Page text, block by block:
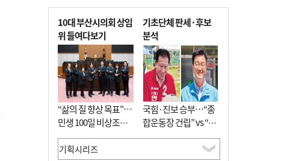
10대 부산시의회 상임
위 들여다보기
“삶의 질 향상 목표”…
민생 100일 비상조치
면밀 심사
기초단체 판세·후보
분석
국힘·진보 승부…“종
합운동장 건립” vs “출
근 공공버스 도입”